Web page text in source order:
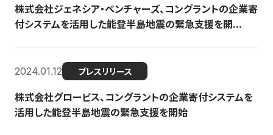
株式会社ジェネシア・ベンチャーズ、コングラントの企業寄
付システムを活用した能登半島地震の緊急支援を開...
2024.01.12 プレスリリース
株式会社グロービス、コングラントの企業寄付システムを
活用した能登半島地震の緊急支援を開始